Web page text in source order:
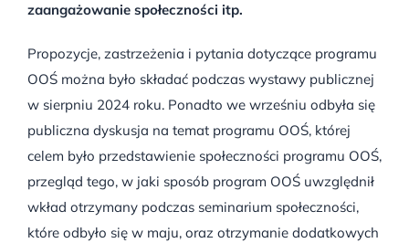
zaangażowanie społeczności itp.
Propozycje, zastrzeżenia i pytania dotyczące programu
OOŚ można było składać podczas wystawy publicznej
w sierpniu 2024 roku. Ponadto we wrześniu odbyła się
publiczna dyskusja na temat programu OOŚ, której
celem było przedstawienie społeczności programu OOŚ,
przegląd tego, w jaki sposób program OOŚ uwzględnił
wkład otrzymany podczas seminarium społeczności,
które odbyło się w maju, oraz otrzymanie dodatkowych